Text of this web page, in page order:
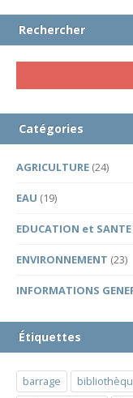
Rechercher
Catégories
AGRICULTURE (24)
EAU (19)
EDUCATION et SANTE
ENVIRONNEMENT (23)
INFORMATIONS
Étiquettes
barrage